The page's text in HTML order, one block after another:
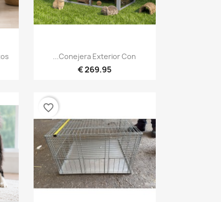
نظرة سريعة
Conejera Exterior Con...
269.95 €
favorite_border